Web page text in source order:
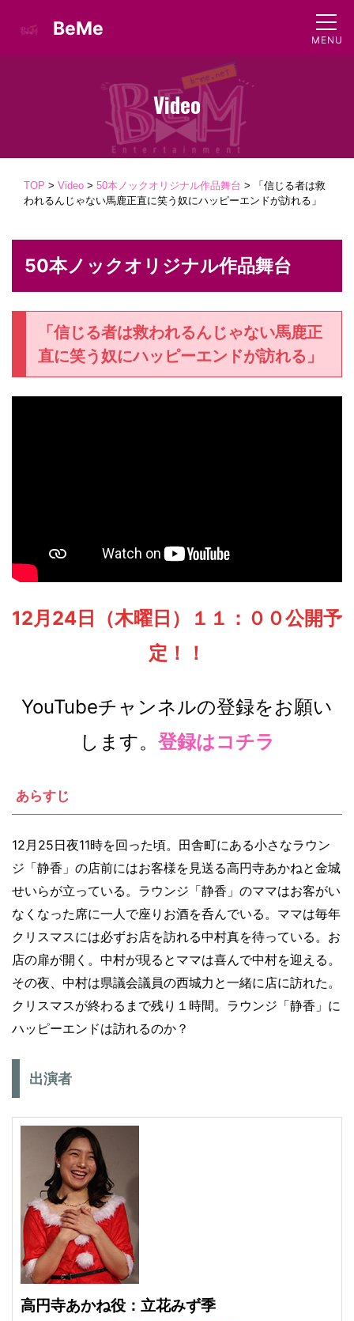
BeMe
Video
TOP > Video > 50本ノックオリジナル作品舞台 >
「信じる者は救
われるんじゃない馬鹿正直に笑う奴にハッピーエンドが訪れる」
50本ノックオリジナル作品舞台
「信じる者は救われるんじゃない馬鹿正
直に笑う奴にハッピーエンドが訪れる」
12月24日（木曜日）１１：００公開予
定！！
YouTubeチャンネルの登録をお願い
します。 登録はコチラ
あらすじ
12月25日夜11時を回った頃。田舎町にある小さなラウン
ジ「静香」の店前にはお客様を見送る高円寺あかねと金城
せいらが立っている。ラウンジ「静香」のママはお客がい
なくなった席に一人で座りお酒を呑んでいる。ママは毎年
クリスマスには必ずお店を訪れる中村真を待っている。お
店の扉が開く。中村が現るとママは喜んで中村を迎える。
その夜、中村は県議会議員の西城力と一緒に店に訪れた。
クリスマスが終わるまで残り１時間。ラウンジ「静香」に
ハッピーエンドは訪れるのか？
出演者
高円寺あかね役：立花みず季